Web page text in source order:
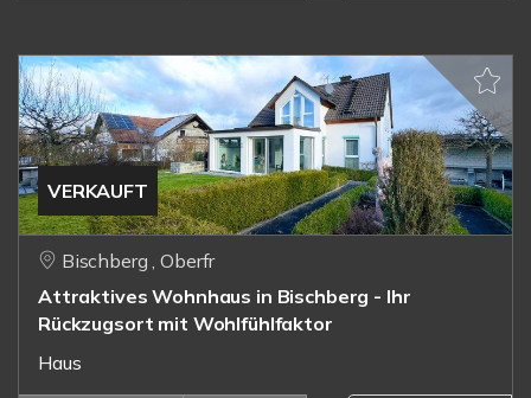
VERKAUFT
Bischberg , Oberfr
Attraktives Wohnhaus in Bischberg - Ihr
Rückzugsort mit Wohlfühlfaktor
Haus